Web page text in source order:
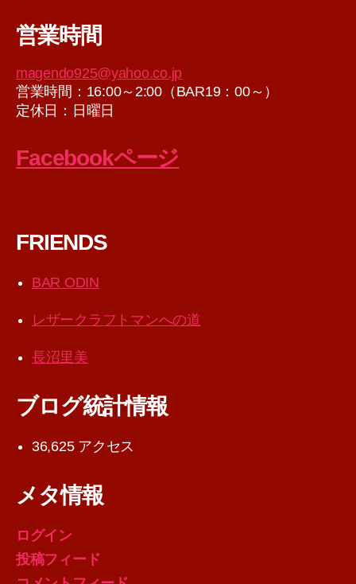
イ
営業時間
magendo925@yahoo.co.jp
営業時間：16:00～2:00（BAR19：00～）
定休日：日曜日
Facebookページ
FRIENDS
BAR ODIN
レザークラフトマンへの道
長沼里美
ブログ統計情報
36,625 アクセス
メタ情報
ログイン
投稿フィード